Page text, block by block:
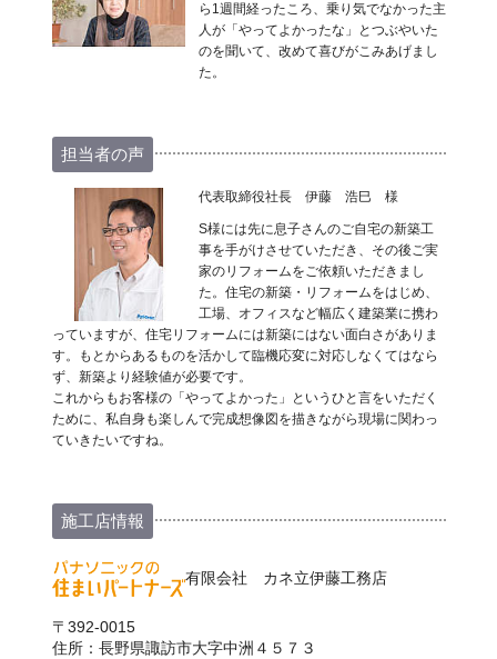
ら1週間経ったころ、乗り気でなかった主
人が「やってよかったな」とつぶやいた
のを聞いて、改めて喜びがこみあげまし
た。
担当者の声
代表取締役社長 伊藤 浩巳 様
S様には先に息子さんのご自宅の新築工
事を手がけさせていただき、その後ご実
家のリフォームをご依頼いただきまし
た。住宅の新築・リフォームをはじめ、
工場、オフィスなど幅広く建築業に携わ
っていますが、住宅リフォームには新築にはない面白さがありま
す。もとからあるものを活かして臨機応変に対応しなくてはなら
ず、新築より経験値が必要です。
これからもお客様の「やってよかった」というひと言をいただく
ために、私自身も楽しんで完成想像図を描きながら現場に関わっ
ていきたいですね。
施工店情報
有限会社 カネ立伊藤工務店
〒392-0015
住所：長野県諏訪市大字中洲４５７３